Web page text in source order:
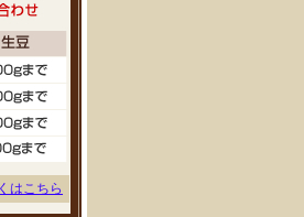
はこちら